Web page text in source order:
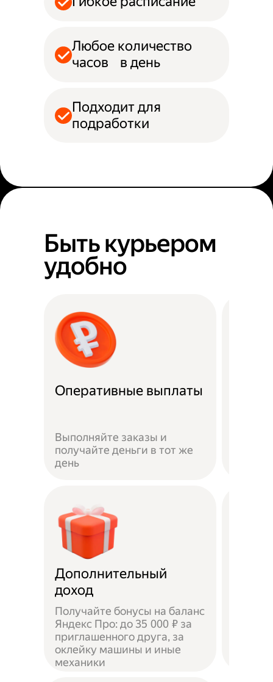
Любое количество
часов в день
Подходит для
подработки
Быть курьером
удобно
Оперативные выплаты
Выполняйте заказы и
получайте деньги в тот же
день
Дополнительный
доход
Получайте бонусы на баланс
Яндекс Про: до 35 000 ₽ за
приглашенного друга, за
оклейку машины и иные
механики